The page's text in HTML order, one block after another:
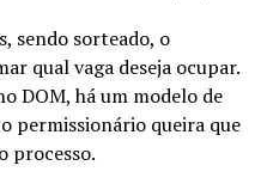
sendo sorteado, o
qual vaga deseja ocupar.
DOM, há um modelo de
permissionário queira que
processo.